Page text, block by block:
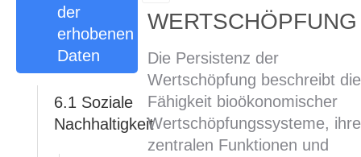
der
erhobenen
Daten
6.1 Soziale
Nachhaltigkeit
WERTSCHÖPFUNG
Die Persistenz der
Wertschöpfung beschreibt die
Fähigkeit bioökonomischer
Wertschöpfungssysteme, ihre
zentralen Funktionen und